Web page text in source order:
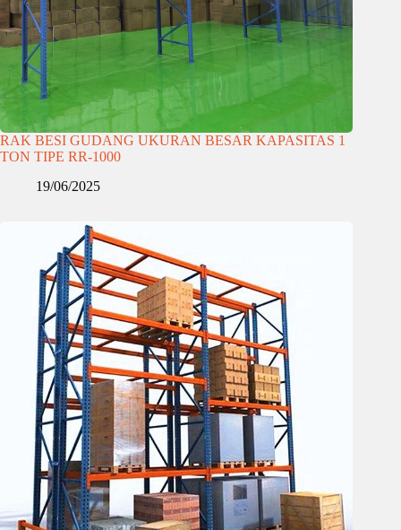
RAK BESI GUDANG UKURAN BESAR KAPASITAS 1
TON TIPE RR-1000
19/06/2025